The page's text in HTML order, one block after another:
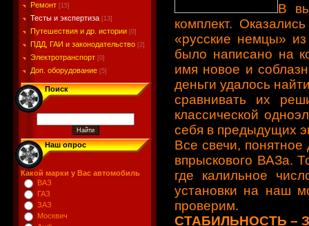
Ремонт [15]
Тесты и экспертиза [13]
Путешествия и др. истории [0]
ПДД, ГАИ и законодательство [2]
Электротранспорт [0]
Доп. оборудование [5]
Поиск
Наш опрос
Какой марки у Вас автомобиль
ВАЗ
ГАЗ
ЗАЗ
Москвич
В
комплект.
«русские немцы»
было написано на
имя новое и
деньги удалось
сравнивать их
классической
себя в предыдущих
Все свечи,
впрыскового ВАЗа.
где калильное
установки на наш
проверим.
СТАБИЛЬНОСТЬ –